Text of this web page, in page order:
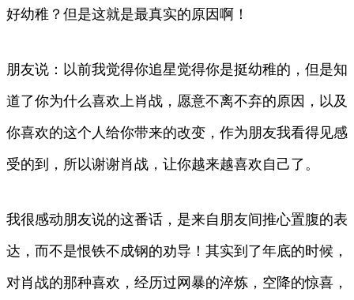
好幼稚？但是这就是最真实的原因啊！
朋友说：以前我觉得你追星觉得你是挺幼稚的，但是知
道了你为什么喜欢上肖战，愿意不离不弃的原因，以及
你喜欢的这个人给你带来的改变，作为朋友我看得见感
受的到，所以谢谢肖战，让你越来越喜欢自己了。
我很感动朋友说的这番话，是来自朋友间推心置腹的表
达，而不是恨铁不成钢的劝导！其实到了年底的时候，
对肖战的那种喜欢，经历过网暴的淬炼，空降的惊喜，